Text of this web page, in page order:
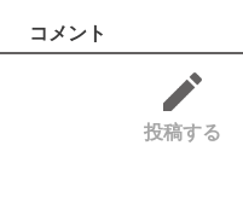
コメント
投稿する